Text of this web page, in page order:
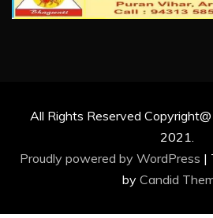
All Rights Reserved
2021.
Proudly powered by WordPress |
by Candid